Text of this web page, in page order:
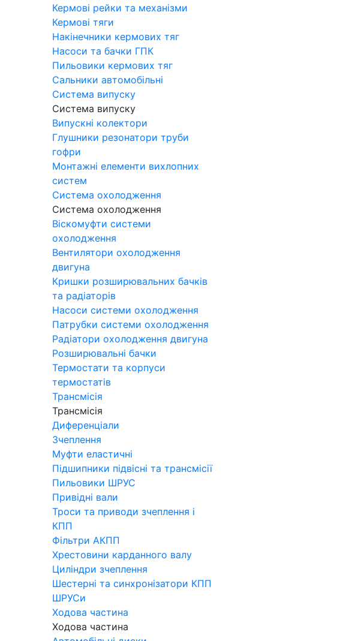
Кермові рейки та механізми
Кермові тяги
Накінечники кермових тяг
Насоси та бачки ГПК
Пильовики кермових тяг
Сальники автомобільні
Система випуску
Система випуску
Випускні колектори
Глушники резонатори труби
гофри
Монтажні елементи вихлопних
систем
Система охолодження
Система охолодження
Віскомуфти системи
охолодження
Вентилятори охолодження
двигуна
Кришки розширювальних бачків
та радіаторів
Насоси системи охолодження
Патрубки системи охолодження
Радіатори охолодження двигуна
Розширювальні бачки
Термостати та корпуси
термостатів
Трансмісія
Трансмісія
Диференціали
Зчеплення
Муфти еластичні
Підшипники підвісні та трансмісії
Пильовики ШРУС
Привідні вали
Троси та приводи зчеплення і
КПП
Фільтри АКПП
Хрестовини карданного валу
Циліндри зчеплення
Шестерні та синхронізатори КПП
ШРУСи
Ходова частина
Ходова частина